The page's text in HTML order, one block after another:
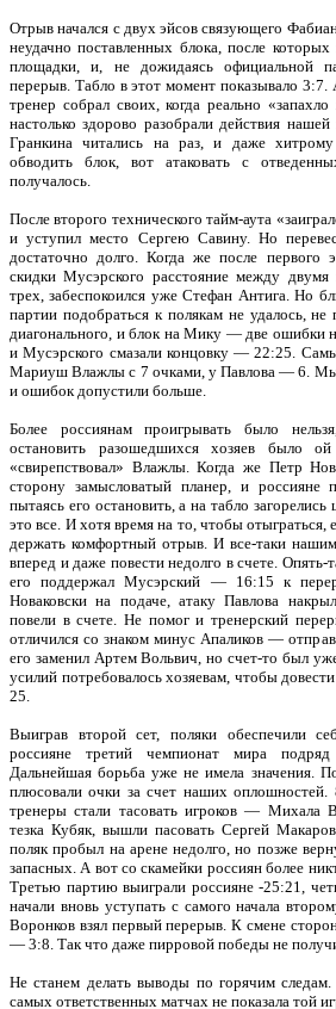
Отрыв начался с двух эйсов связующего
неудачно поставленных блока, после
площадки, и, не дожидаясь официальной
перерыв. Табло в этот момент показывало 3:7.
тренер собрал своих, когда реально
настолько здорово разобрали действия
Гранкина читались на раз, и даже хитрому
обводить блок, вот атаковать с
получалось.
После второго технического тайм-аута
и уступил место Сергею Савину. Но
достаточно долго. Когда же после первого
скидки Мусэрского расстояние между двумя
трех, забеспокоился уже Стефан Антига. Но
партии подобраться к полякам не удалось,
диагонального, и блок на Мику — две ошибки
и Мусэрского смазали концовку — 22:25.
Мариуш Влажлы с 7 очками, у Павлова — 6. Мы
и ошибок допустили больше.
Более россиянам проигрывать было
остановить разошедшихся хозяев было
«свирепствовал» Влажлы. Когда же Петр
сторону замысловатый планер, и россияне
пытаясь его остановить, а на табло
это все. И хотя время на то, чтобы отыграться,
держать комфортный отрыв. И все-таки
вперед и даже повести недолго в счете. Опять-
его поддержал Мусэрский — 16:15 к
Новаковски на подаче, атаку Павлова
повели в счете. Не помог и тренерский
отличился со знаком минус Апаликов —
его заменил Артем Вольвич, но счет-то был
усилий потребовалось хозяевам, чтобы
25.
Выиграв второй сет, поляки обеспечили
россияне третий чемпионат мира подряд
Дальнейшая борьба уже не имела значения.
плюсовали очки за счет наших оплошностей.
тренеры стали тасовать игроков — Михала
тезка Кубяк, вышли пасовать Сергей
поляк пробыл на арене недолго, но позже
запасных. А вот со скамейки россиян более
Третью партию выиграли россияне -25:21,
начали вновь уступать с самого начала
Воронков взял первый перерыв. К смене
— 3:8. Так что даже пирровой победы не
Не станем делать выводы по горячим
самых ответственных матчах не показала той